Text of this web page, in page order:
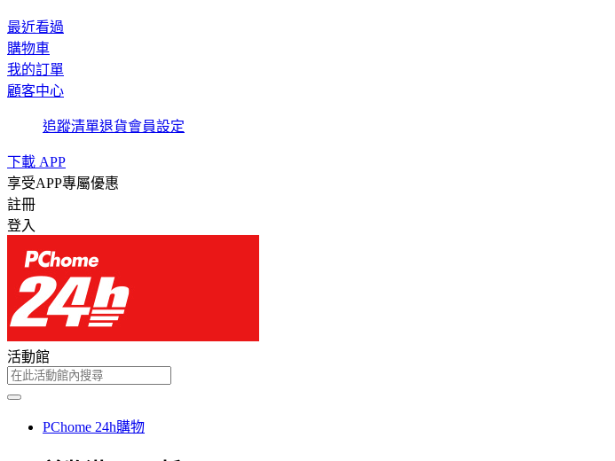
最近看過
購物車
我的訂單
顧客中心
追蹤清單退貨會員設定
下載 APP
享受APP專屬優惠
註冊
登入
活動館
PChome 24h購物